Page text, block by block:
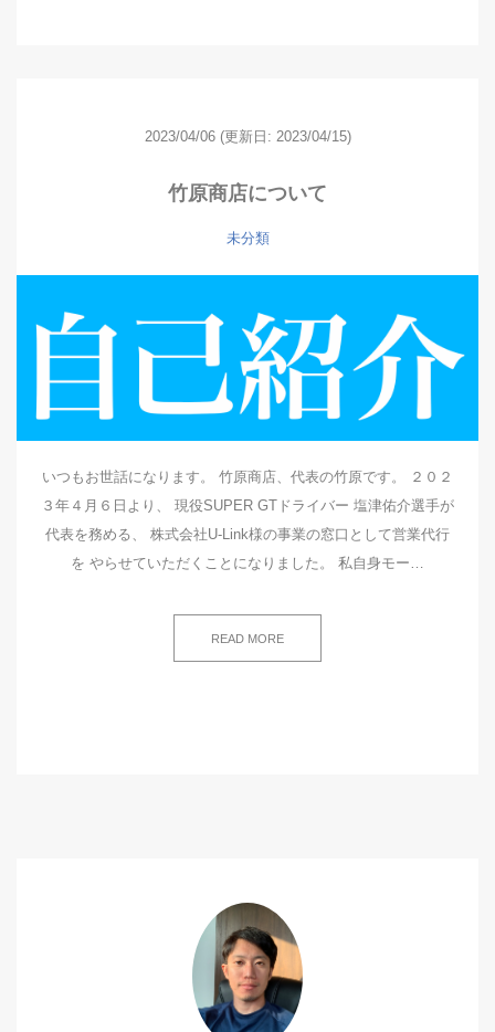
2023/04/06 (更新日: 2023/04/15)
竹原商店について
未分類
いつもお世話になります。 竹原商店、代表の竹原です。 ２０２
３年４月６日より、 現役SUPER GTドライバー 塩津佑介選手が
代表を務める、 株式会社U-Link様の事業の窓口として営業代行
を やらせていただくことになりました。 私自身モー…
READ MORE